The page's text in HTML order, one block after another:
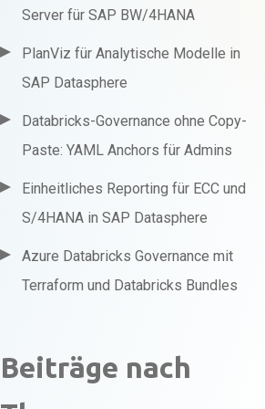
Server für SAP BW/4HANA
PlanViz für Analytische Modelle in
SAP Datasphere
Databricks-Governance ohne Copy-
Paste: YAML Anchors für Admins
Einheitliches Reporting für ECC und
S/4HANA in SAP Datasphere
Azure Databricks Governance mit
Terraform und Databricks Bundles
Beiträge nach